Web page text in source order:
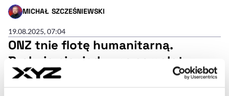
MICHAŁ SZCZEŚNIEWSKI
- AUTOR ARTYKUŁU - PROFIL
19.08.2025, 07:04
ONZ tnie flotę humanitarną.
Brakuje pieniędzy na samoloty z
pomocą